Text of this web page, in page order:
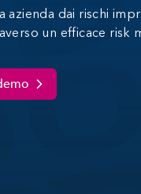
azienda dai rischi
un efficace risk